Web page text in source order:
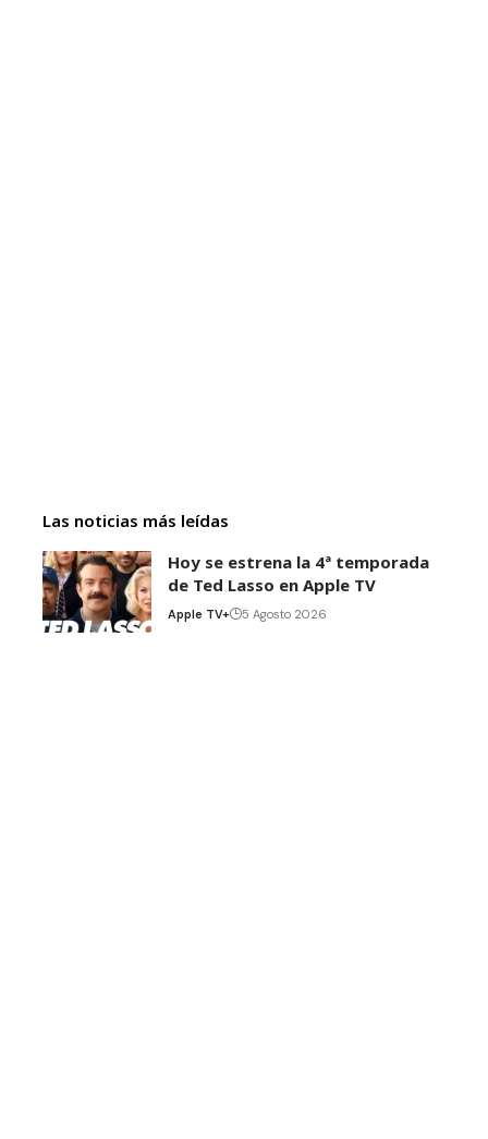
Las noticias más leídas
Hoy se estrena la 4ª temporada
de Ted Lasso en Apple TV
Apple TV+ 5 Agosto 2026